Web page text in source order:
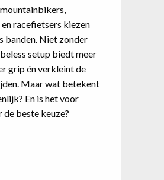
racefietsers kiezen
banden. Niet zonder
setup biedt meer
grip én verkleint de
Maar wat betekent
En is het voor
de beste keuze?